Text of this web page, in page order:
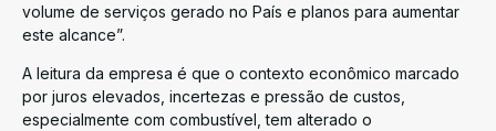
volume de serviços gerado no País e planos para aumentar
este alcance”.
A leitura da empresa é que o contexto econômico marcado
por juros elevados, incertezas e pressão de custos,
especialmente com combustível, tem alterado o